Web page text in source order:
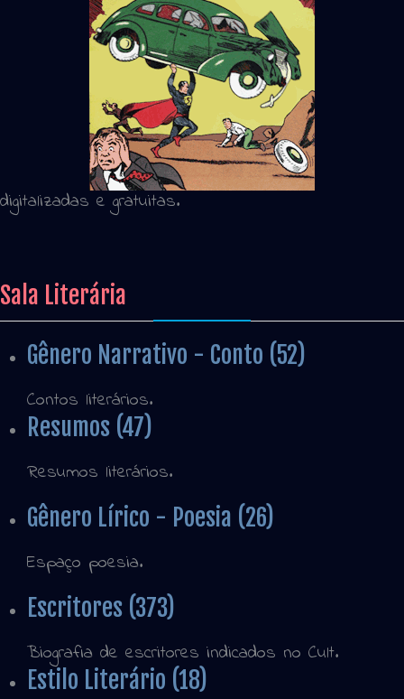
digitalizadas e gratuitas.
Sala Literária
Gênero Narrativo - Conto (52)
Contos literários.
Resumos (47)
Resumos literários.
Gênero Lírico - Poesia (26)
Espaço poesia.
Escritores (373)
Biografia de escritores indicados no Cult.
Estilo Literário (18)